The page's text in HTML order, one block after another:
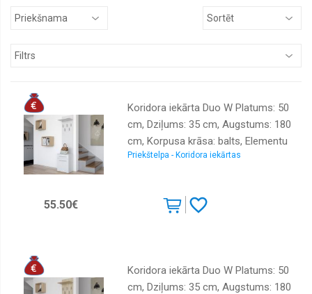
Divāni
Galdi
Gultas
Guļamistabai
Komplekti
Kumodes
Moduļu
sistēmas
Plaukti
Koridora iekārta Duo W Platums: 50
cm, Dziļums: 35 cm, Augstums: 180
cm, Korpusa krāsa: balts, Elementu
krāsa: balts, Izgatavošanas
pakaramo: 1, Ar apavu plauktu: 1
Priekštelpa - Koridora iekārtas
55.50€
Koridora iekārta Duo W Platums: 50
cm, Dziļums: 35 cm, Augstums: 180